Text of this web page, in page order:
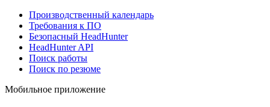
Производственный календарь
Требования к ПО
Безопасный HeadHunter
HeadHunter API
Поиск работы
Поиск по резюме
Мобильное приложение